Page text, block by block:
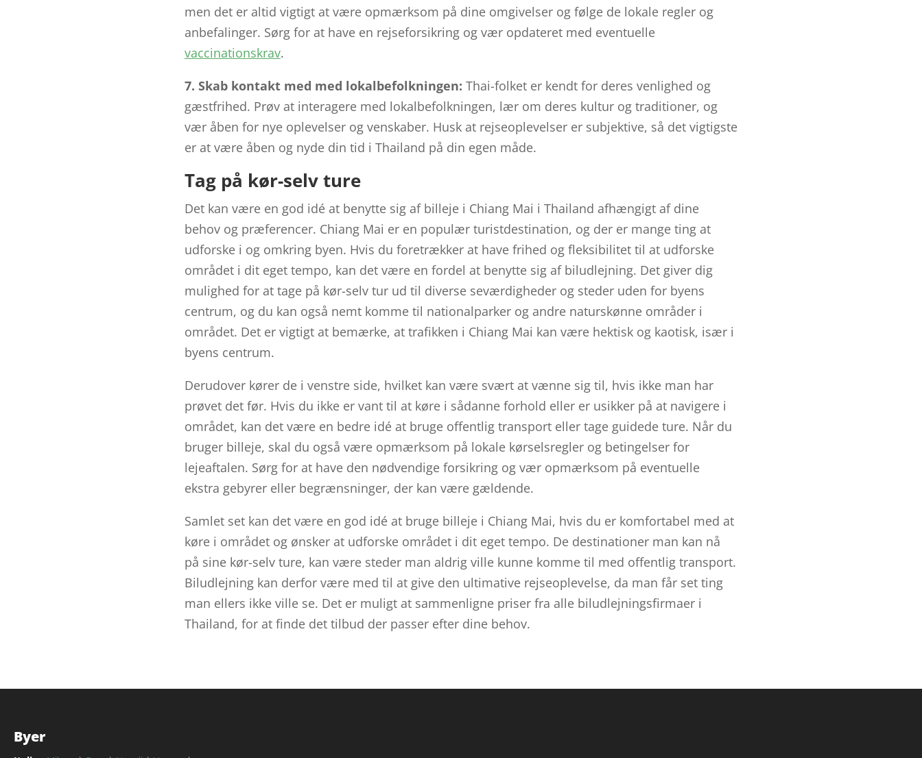
men det er altid vigtigt at være opmærksom på dine omgivelser og følge de lokale regler og
anbefalinger. Sørg for at have en rejseforsikring og vær opdateret med eventuelle
vaccinationskrav.
7. Skab kontakt med med lokalbefolkningen: Thai-folket er kendt for deres venlighed og
gæstfrihed. Prøv at interagere med lokalbefolkningen, lær om deres kultur og traditioner, og
vær åben for nye oplevelser og venskaber. Husk at rejseoplevelser er subjektive, så det vigtigste
er at være åben og nyde din tid i Thailand på din egen måde.
Tag på kør-selv ture
Det kan være en god idé at benytte sig af billeje i Chiang Mai i Thailand afhængigt af dine
behov og præferencer. Chiang Mai er en populær turistdestination, og der er mange ting at
udforske i og omkring byen. Hvis du foretrækker at have frihed og fleksibilitet til at udforske
området i dit eget tempo, kan det være en fordel at benytte sig af biludlejning. Det giver dig
mulighed for at tage på kør-selv tur ud til diverse seværdigheder og steder uden for byens
centrum, og du kan også nemt komme til nationalparker og andre naturskønne områder i
området. Det er vigtigt at bemærke, at trafikken i Chiang Mai kan være hektisk og kaotisk, især i
byens centrum.
Derudover kører de i venstre side, hvilket kan være svært at vænne sig til, hvis ikke man har
prøvet det før. Hvis du ikke er vant til at køre i sådanne forhold eller er usikker på at navigere i
området, kan det være en bedre idé at bruge offentlig transport eller tage guidede ture. Når du
bruger billeje, skal du også være opmærksom på lokale kørselsregler og betingelser for
lejeaftalen. Sørg for at have den nødvendige forsikring og vær opmærksom på eventuelle
ekstra gebyrer eller begrænsninger, der kan være gældende.
Samlet set kan det være en god idé at bruge billeje i Chiang Mai, hvis du er komfortabel med at
køre i området og ønsker at udforske området i dit eget tempo. De destinationer man kan nå
på sine kør-selv ture, kan være steder man aldrig ville kunne komme til med offentlig transport.
Biludlejning kan derfor være med til at give den ultimative rejseoplevelse, da man får set ting
man ellers ikke ville se. Det er muligt at sammenligne priser fra alle biludlejningsfirmaer i
Thailand, for at finde det tilbud der passer efter dine behov.
Byer